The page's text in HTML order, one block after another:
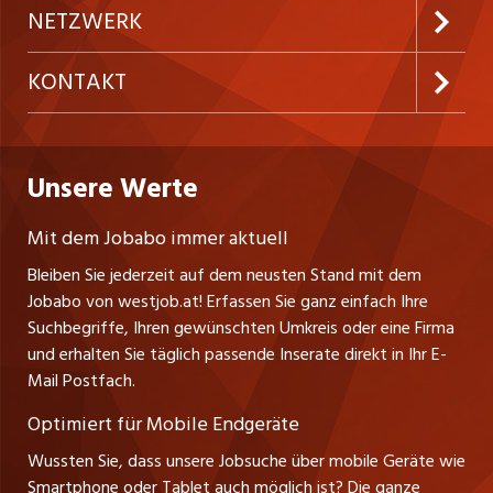
gesundheitsfördernde Kurse und diverse Beratungs-
und Coachingangebote zur Verfügung. Wir
unterstützen Sie dabei, sowohl Ihre fachlichen als
auch Ihre persönlichen Kompetenzen stetig
weiterzuentwickeln.
Temporäre Jobs
Praktika
Lehrstellen
Führungspositionen
Management / Kader-Jobs
Inserieren
Firmen
Personalvermittler
Preise und Leistungen
AGB
Datenschutzerklärung
Impressum
NETZWERK
ostjob.ch
jobzüri.ch
jobmittelland.ch
jobbern.ch
jobbasel.ch
zentraljob.ch
myjob.ch
KONTAKT
Gutenbergstrasse 1
A-6858 Schwarzach
Stefan Spötl
Tel. +43 664 39 47 47 7
Leiter westjob.at
Andrea Graf
Tel. +43 664 20 30 02 1
Verkauf und Beratung
Unsere Werte
Mit dem Jobabo immer aktuell
Bleiben Sie jederzeit auf dem neusten Stand mit dem
Jobabo von westjob.at! Erfassen Sie ganz einfach Ihre
Suchbegriffe, Ihren gewünschten Umkreis oder eine Firma
und erhalten Sie täglich passende Inserate direkt in Ihr E-
Mail Postfach.
Optimiert für Mobile Endgeräte
Wussten Sie, dass unsere Jobsuche über mobile Geräte wie